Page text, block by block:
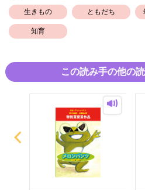
生きもの ともだち
知育
この読み手の他の